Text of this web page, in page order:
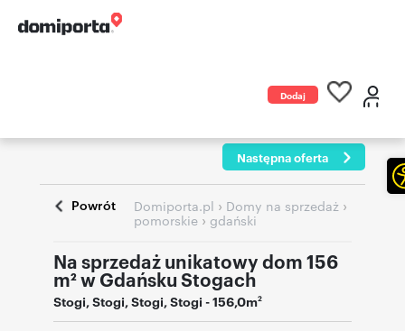
Dodaj
Następna oferta
Powrót Domiporta.pl › Domy na sprzedaż ›
pomorskie › gdański
Na sprzedaż unikatowy dom 156
m² w Gdańsku Stogach
Stogi,Stogi,Stogi,Stogi - 156,0m2